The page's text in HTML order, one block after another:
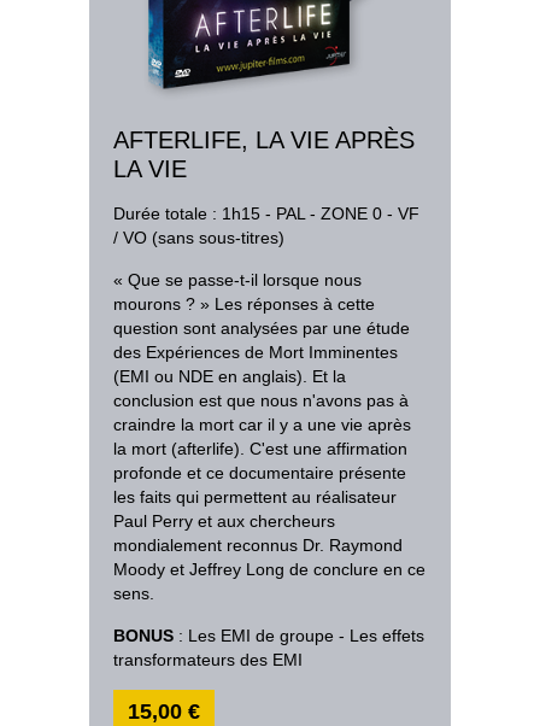
AFTERLIFE, LA VIE APRÈS
LA VIE
Durée totale : 1h15 - PAL - ZONE 0 - VF
/ VO (sans sous-titres)
« Que se passe-t-il lorsque nous
mourons ? » Les réponses à cette
question sont analysées par une étude
des Expériences de Mort Imminentes
(EMI ou NDE en anglais). Et la
conclusion est que nous n'avons pas à
craindre la mort car il y a une vie après
la mort (afterlife). C'est une affirmation
profonde et ce documentaire présente
les faits qui permettent au réalisateur
Paul Perry et aux chercheurs
mondialement reconnus Dr. Raymond
Moody et Jeffrey Long de conclure en ce
sens.
BONUS : Les EMI de groupe - Les effets
transformateurs des EMI
15,00 €